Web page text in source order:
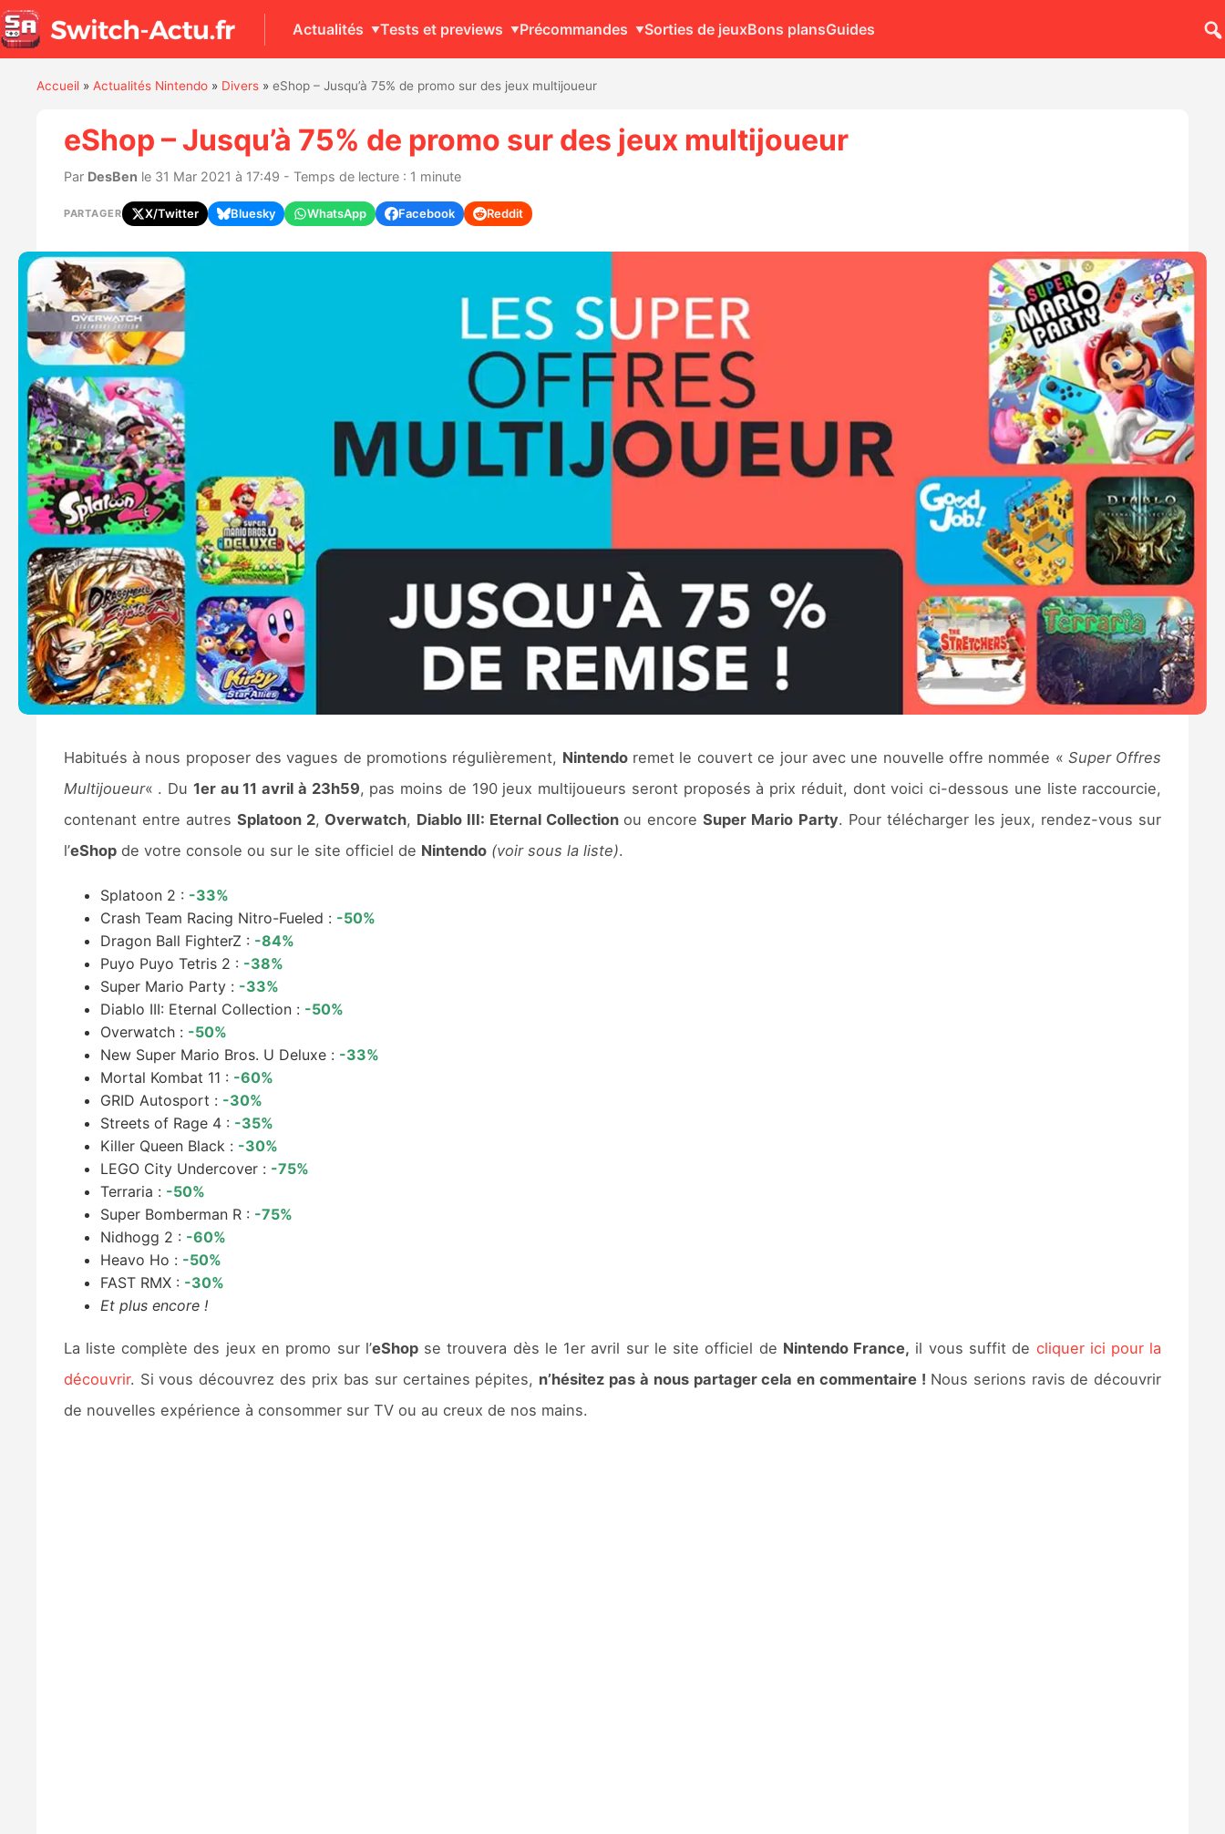
Actualités Tests et previews Précommandes Sorties de jeuxBons plansGuides
Accueil» Actualités Nintendo» Divers» eShop – Jusqu’à 75% de promo sur des jeux multijoueur
eShop – Jusqu’à 75% de promo sur des jeux multijoueur
Par DesBen le 31 Mar 2021 à 17:49 - Temps de lecture : 1 minute
PARTAGER X/Twitter Bluesky WhatsApp Facebook Reddit
Habitués à nous proposer des vagues de promotions régulièrement, Nintendoremet le couvert ce jour avec une nouvelle offre nommée « Super Offres
Multijoueur« . Du 1er au 11 avril à 23h59, pas moins de 190 jeux multijoueurs seront proposés à prix réduit, dont voici ci-dessous une liste raccourcie,
contenant entre autresSplatoon 2, Overwatch, Diablo III: Eternal Collectionou encoreSuper Mario Party. Pour télécharger les jeux, rendez-vous sur
l’eShopde votre console ou sur le site officiel de Nintendo (voir sous la liste).
Splatoon 2 : -33%
Crash Team Racing Nitro-Fueled : -50%
Dragon Ball FighterZ : -84%
Puyo Puyo Tetris 2 : -38%
Super Mario Party : -33%
Diablo III: Eternal Collection : -50%
Overwatch : -50%
New Super Mario Bros. U Deluxe : -33%
Mortal Kombat 11 : -60%
GRID Autosport : -30%
Streets of Rage 4 : -35%
Killer Queen Black : -30%
LEGO City Undercover : -75%
Terraria : -50%
Super Bomberman R : -75%
Nidhogg 2 : -60%
Heavo Ho : -50%
FAST RMX : -30%
Et plus encore !
La liste complète des jeux en promo sur l’eShopse trouvera dès le 1er avril sur le site officiel de Nintendo France, il vous suffit de cliquer ici pour la
découvrir. Si vous découvrez des prix bas sur certaines pépites, n’hésitez pas à nous partager cela en commentaire ! Nous serions ravis de découvrir
de nouvelles expérience à consommer sur TV ou au creux de nos mains.